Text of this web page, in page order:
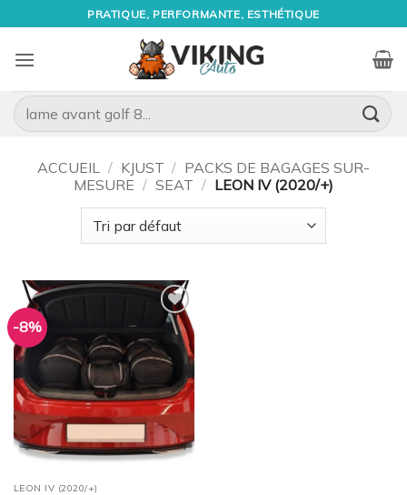
au
contenu
PRATIQUE, PERFORMANTE, ESTHÉTIQUE
Recherche
pour :
ACCUEIL / KJUST / PACKS DE BAGAGES SUR-
MESURE / SEAT / LEON IV (2020/+)
-8%
Ajouter
à la
wishlist
LEON IV (2020/+)